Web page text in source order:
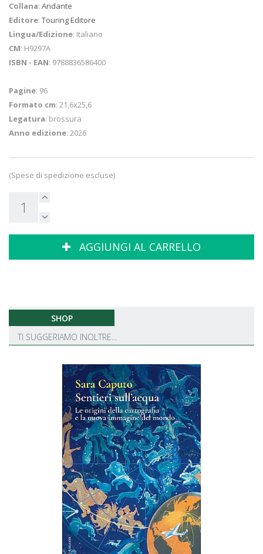
Collana: Andante
Editore: Touring Editore
Lingua/Edizione: Italiano
CM: H9297A
ISBN - EAN: 9788836586400
Pagine: 96
Formato cm: 21,6x25,6
Legatura: brossura
Anno edizione: 2026
(Spese di spedizione escluse)
AGGIUNGI AL CARRELLO
SHOP
TI SUGGERIAMO INOLTRE...